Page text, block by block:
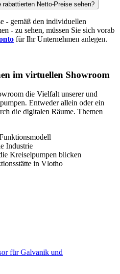
Netto-Preise sehen?
- gemäß den individuellen
- zu sehen, müssen Sie sich vorab
für Ihr Unternehmen anlegen.
im virtuellen Showroom
die Vielfalt unserer und
Entweder allein oder ein
die digitalen Räume. Themen
Industrie
Kreiselpumpen blicken
in Vlotho
für Galvanik und